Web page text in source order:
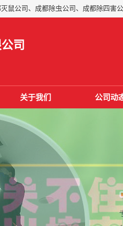
司
关于我们 公司动